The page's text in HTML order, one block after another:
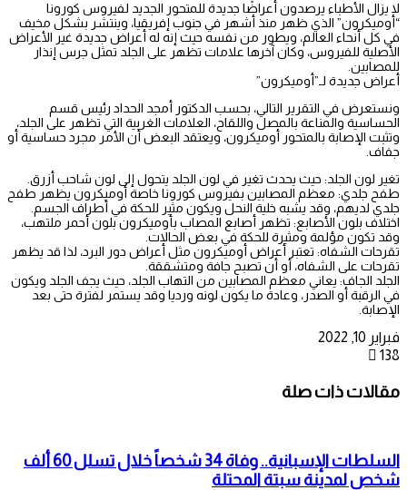
لا يزال الأطباء يرصدون أعراضًا جديدة للمتحور الجديد لفيروس كورونا
“أوميكرون” الذي ظهر منذ أشهر في جنوب إفريقيا، وينتشر بشكل مخيف
في كل أنحاء العالم، ويطور من نفسه حيث إنه له أعراض جديدة غير الأعراض
الأصلية للفيروس، وكان آخرها علامات تظهر على الجلد تمثل جرس إنذار
للمصابين.
أعراض جديدة لـ”أوميكرون”
ونستعرض في التقرير التالي، بحسب الدكتور أمجد الحداد رئيس قسم
الحساسية والمناعة بالمصل واللقاح، العلامات الغربية التي تظهر على الجلد،
وتثبت الإصابة بالمتحور أوميكرون، ويعتقد البعض أن الأمر مجرد حساسية أو
جفاف.
تغير لون الجلد: حيث يحدث تغير في لون الجلد يتحول إلى لون شاحب أزرق.
طفح جلدي: معظم المصابين بفيروس كورونا خاصة أوميكرون يظهر طفح
جلدي لديهم، وقد يشبه خلية النحل ويكون مثير للحكة في أطراف الجسم.
اختلاف بلون الأصابع: تظهر أصابع المصاب بأوميكرون بلون أحمر ملتهب،
وقد تكون مؤلمة ومثيرة للحكة في بعض الحالات.
تقرحات الشفاه: تعتبر أعراض أوميكرون مثل أعراض دور البرد، لذا قد يظهر
تقرحات على الشفاه، أو أن تصبح جافة ومتشققة.
الجلد الجاف: يعاني معظم المصابين من التهاب الجلد، حيث يجف الجلد ويكون
في الرقبة أو الصدر، وعادة ما يكون لونه ورديا وقد يستمر لفترة حتى بعد
الإصابة.
فبراير 10, 2022
138
مقالات ذات صلة
السلطات الإسبانية.. وفاة 34 شخصاً خلال تسلل 60 ألف
شخص لمدينة سبتة المحتلة